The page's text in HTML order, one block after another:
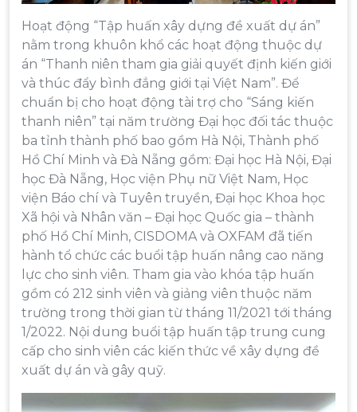
Hoạt động “Tập huấn xây dựng đề xuất dự án”
nằm trong khuôn khổ các hoạt động thuộc dự
án “Thanh niên tham gia giải quyết định kiến giới
và thúc đẩy bình đẳng giới tại Việt Nam”. Để
chuẩn bị cho hoạt động tài trợ cho “Sáng kiến
thanh niên” tại năm trường Đại học đối tác thuộc
ba tỉnh thành phố bao gồm Hà Nội, Thành phố
Hồ Chí Minh và Đà Nẵng gồm: Đại học Hà Nội, Đại
học Đà Nẵng, Học viện Phụ nữ Việt Nam, Học
viện Báo chí và Tuyên truyền, Đại học Khoa học
Xã hội và Nhân văn – Đại học Quốc gia – thành
phố Hồ Chí Minh, CISDOMA và OXFAM đã tiến
hành tổ chức các buổi tập huấn nâng cao năng
lực cho sinh viên. Tham gia vào khóa tập huấn
gồm có 212 sinh viên và giảng viên thuộc năm
trường trong thời gian từ tháng 11/2021 tới tháng
1/2022. Nội dung buổi tập huấn tập trung cung
cấp cho sinh viên các kiến thức về xây dựng đề
xuất dự án và gây quỹ.